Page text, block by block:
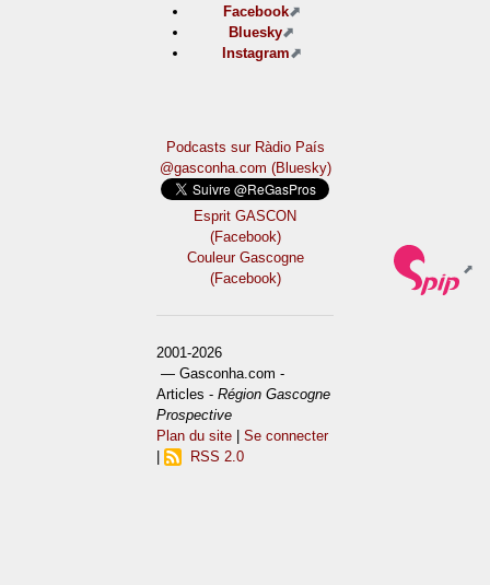
Facebook
Bluesky
Instagram
Podcasts sur Ràdio País
@gasconha.com (Bluesky)
Esprit GASCON
(Facebook)
Couleur Gascogne
(Facebook)
2001-2026
— Gasconha.com -
Articles -Région Gascogne
Prospective
Plan du site |Se connecter
RSS 2.0